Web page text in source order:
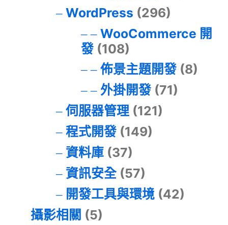
WordPress (296)
WooCommerce 開
發(108)
佈景主題開發(8)
外掛開發(71)
伺服器管理(121)
程式開發(149)
資料庫(37)
資訊安全(57)
開發工具與環境(42)
攝影相關 (5)